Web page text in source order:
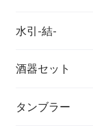
水引-結-
酒器セット
タンブラー